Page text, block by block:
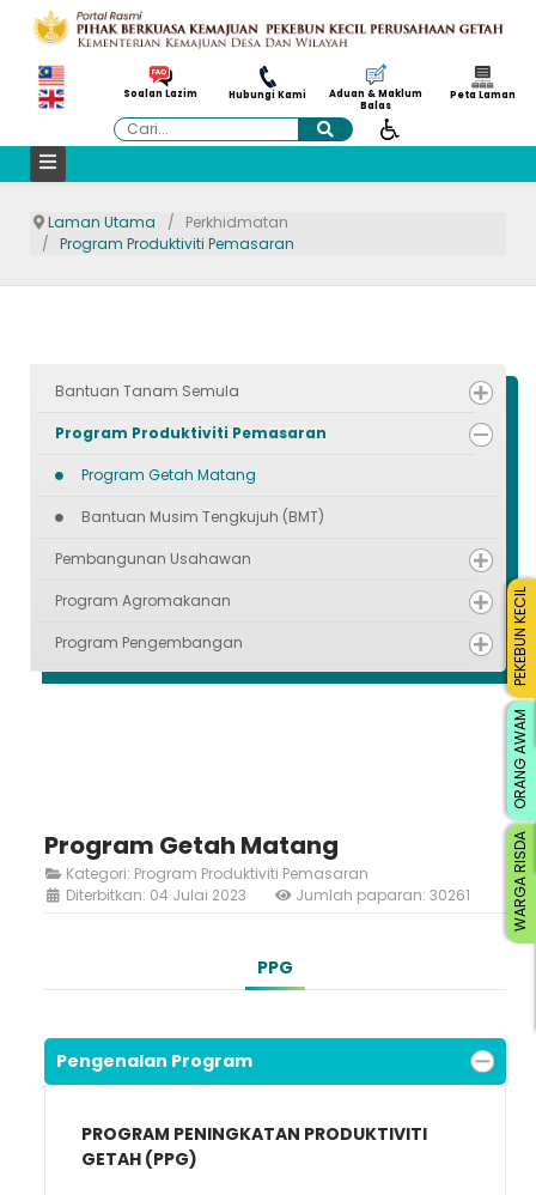
Soalan Lazim Hubungi Kami
Aduan & Maklum
Balas
Peta Laman
Cari
Laman Utama
Perkhidmatan
Program Produktiviti Pemasaran
Bantuan Tanam Semula
Program Produktiviti Pemasaran
Program Getah Matang
Bantuan Musim Tengkujuh (BMT)
Pembangunan Usahawan
Program Agromakanan
Program Pengembangan
Program Getah Matang
Kategori: Program Produktiviti Pemasaran
Diterbitkan: 04 Julai 2023
Jumlah paparan: 30261
PPG
Pengenalan Program
PROGRAM PENINGKATAN PRODUKTIVITI
GETAH (PPG)
WARGA RISDA
ORANG AWAM
PEKEBUN KECIL